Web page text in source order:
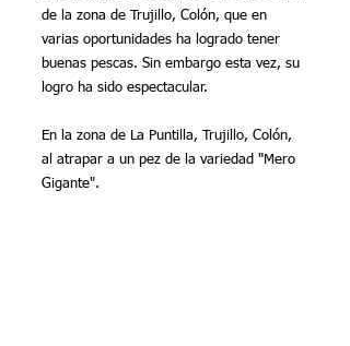
de la zona de Trujillo, Colón, que en
varias oportunidades ha logrado tener
buenas pescas. Sin embargo esta vez, su
logro ha sido espectacular.
En la zona de La Puntilla, Trujillo, Colón,
al atrapar a un pez de la variedad "Mero
Gigante".